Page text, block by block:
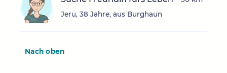
Jeru, 38 Jahre, aus Burghaun
Nach oben